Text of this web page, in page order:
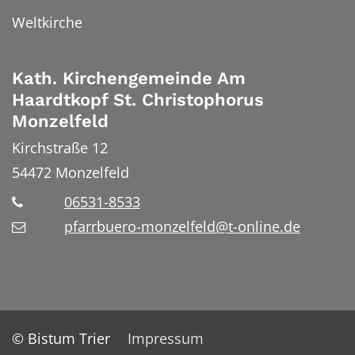
Weltkirche
Kath. Kirchengemeinde Am
Haardtkopf St. Christophorus
Monzelfeld
Kirchstraße 12
54472 Monzelfeld
06531-8533
pfarrbuero-monzelfeld@t-online.de
© Bistum Trier
Impressum